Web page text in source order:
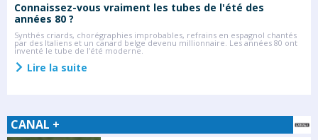
Connaissez-vous vraiment les tubes de l'été des
années 80 ?
Synthés criards, chorégraphies improbables, refrains en espagnol chantés
par des Italiens et un canard belge devenu millionnaire. Les années 80 ont
inventé le tube de l'été moderne.
Lire la suite
CANAL +